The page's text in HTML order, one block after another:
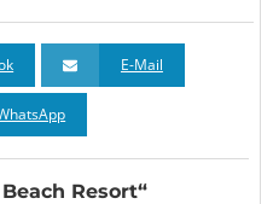
E-Mail
Resort“